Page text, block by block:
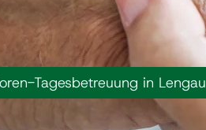
Tagesbetreuung in Lengau